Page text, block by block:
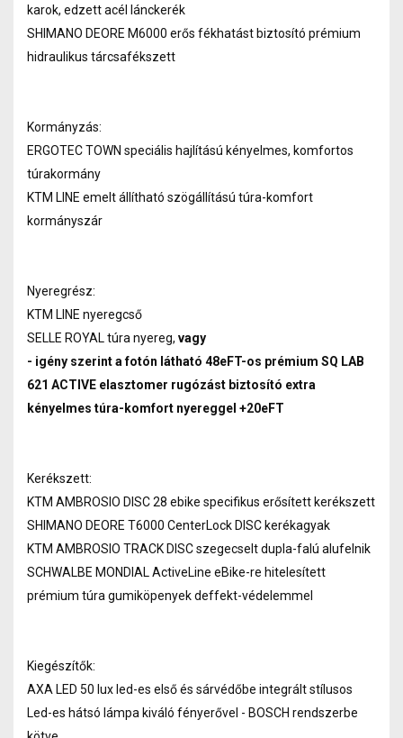
karok, edzett acél lánckerék
SHIMANO DEORE M6000 erős fékhatást biztosító prémium
hidraulikus tárcsafékszett
Kormányzás:
ERGOTEC TOWN speciális hajlítású kényelmes, komfortos
túrakormány
KTM LINE emelt állítható szögállítású túra-komfort
kormányszár
Nyeregrész:
KTM LINE nyeregcső
SELLE ROYAL túra nyereg, vagy
- igény szerint a fotón látható 48eFT-os prémium SQ LAB
621 ACTIVE elasztomer rugózást biztosító extra
kényelmes túra-komfort nyereggel +20eFT
Kerékszett:
KTM AMBROSIO DISC 28 ebike specifikus erősített kerékszett
SHIMANO DEORE T6000 CenterLock DISC kerékagyak
KTM AMBROSIO TRACK DISC szegecselt dupla-falú alufelnik
SCHWALBE MONDIAL ActiveLine eBike-re hitelesített
prémium túra gumiköpenyek deffekt-védelemmel
Kiegészítők:
AXA LED 50 lux led-es első és sárvédőbe integrált stílusos
Led-es hátsó lámpa kiváló fényerővel - BOSCH rendszerbe